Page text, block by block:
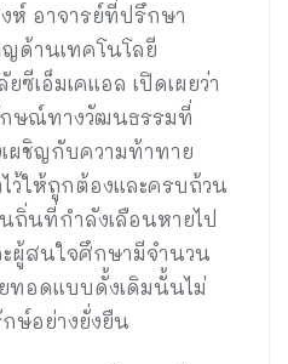
ห์ อาจารย์ที่ปรึกษา
ญด้านเทคโนโลยี
ซีเอ็มเคแอล เปิดเผยว่า
ษณ์ทางวัฒนธรรมที่
ผชิญกับความท้าทาย
ว้ให้ถูกต้องและครบถ้วน
ถิ่นที่กำลังเลือนหายไป
ะผู้สนใจศึกษามีจำนวน
ทอดแบบดั้งเดิมนั้นไม่
ษ์อย่างยั่งยืน